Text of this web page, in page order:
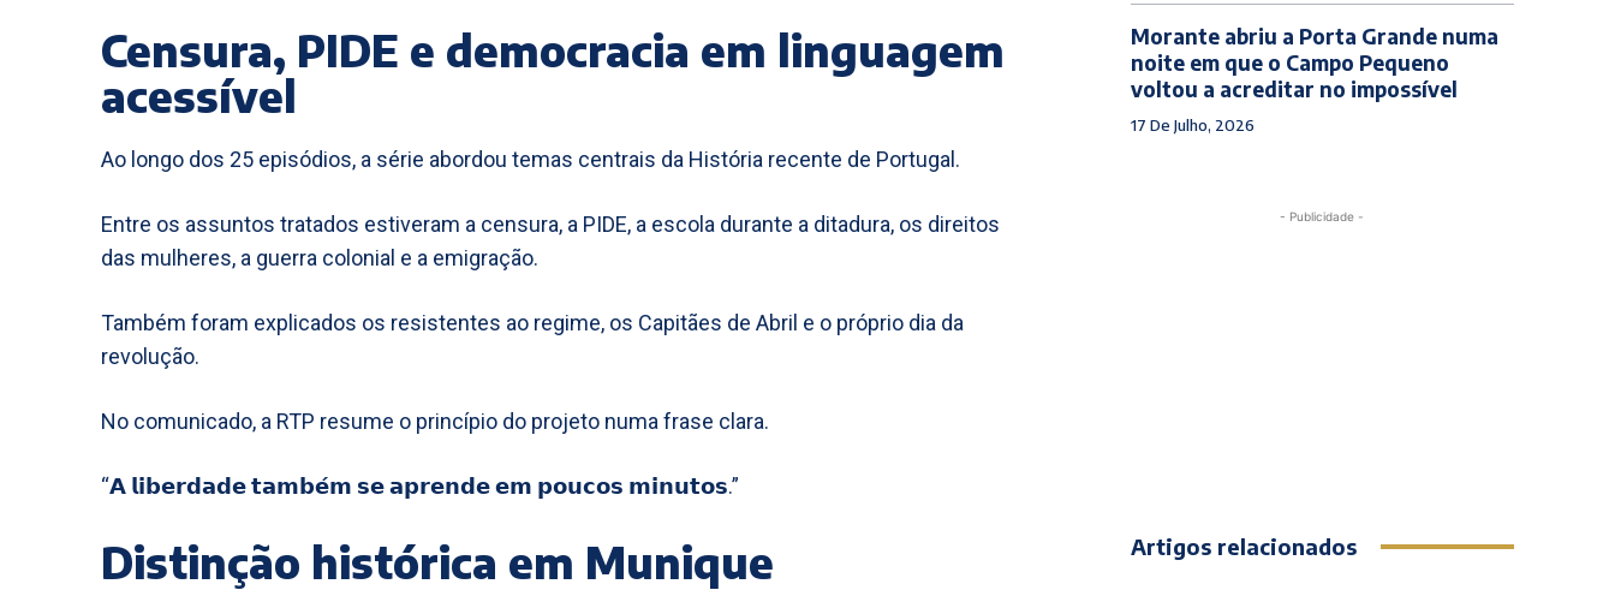
Censura, PIDE e democracia em linguagem
acessível
Ao longo dos 25 episódios, a série abordou temas centrais da História recente de Portugal.
Entre os assuntos tratados estiveram a censura, a PIDE, a escola durante a ditadura, os direitos
das mulheres, a guerra colonial e a emigração.
Também foram explicados os resistentes ao regime, os Capitães de Abril e o próprio dia da
revolução.
No comunicado, a RTP resume o princípio do projeto numa frase clara.
“𝗔 𝗹𝗶𝗯𝗲𝗿𝗱𝗮𝗱𝗲 𝘁𝗮𝗺𝗯𝗲́𝗺 𝘀𝗲 𝗮𝗽𝗿𝗲𝗻𝗱𝗲 𝗲𝗺 𝗽𝗼𝘂𝗰𝗼𝘀 𝗺𝗶𝗻𝘂𝘁𝗼𝘀.”
Distinção histórica em Munique
Morante abriu a Porta Grande numa
noite em que o Campo Pequeno
voltou a acreditar no impossível
17 De Julho, 2026
- Publicidade -
Artigos relacionados